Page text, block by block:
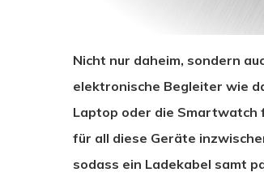
Nicht nur daheim, sondern
elektronische Begleiter wie
Laptop oder die Smartwatch
für all diese Geräte
sodass ein Ladekabel samt